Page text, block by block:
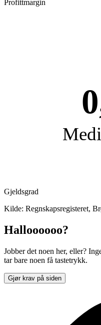
Profittmargin
Gjeldsgrad
Kilde: Regnskapsregisteret,
Halloooooo?
Jobber det noen her, eller?
tar bare noen få tastetrykk.
Gjør krav på siden